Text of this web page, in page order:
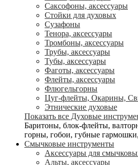
Саксофоны, аксессуары
Стойки для духовых
Сузафоны
Тенора, аксессуары
Тромбоны, аксессуары
Трубы, аксессуары
Тубы, аксессуары
Фаготы, аксессуары
Флейты, аксессуары
Флюгельгорны
Цуг-флейты, Окарины,
Этнические духовые
Показать все Духовые
Баритоны, блок-флейты,
горны, гобои, губные
Смычковые инструменты
Аксессуары для
Альты, аксессуары